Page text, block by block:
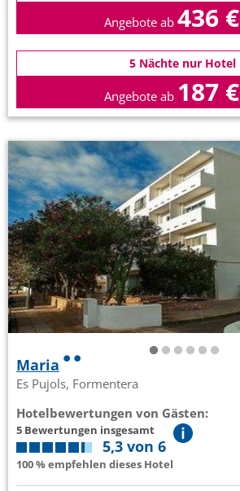
Angebote ab 436 €
5 Nächte nur Hotel
Angebote ab 187 €
Maria
Es Pujols, Formentera
Hotelbewertungen von Gästen:
5 Bewertungen insgesamt
5,3 von 6
100 % empfehlen dieses Hotel